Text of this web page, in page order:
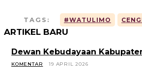
TAGS: #WATULIMO
ARTIKEL BARU
Dewan Kebudayaan
KOMENTAR 19 APRIL 2026